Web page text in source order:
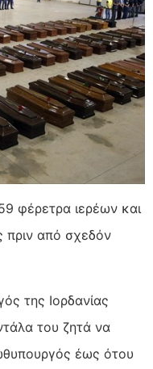
φέρετρα ιερέων και
πριν από σχεδόν
της Ιορδανίας
του ζητά να
έως ότου